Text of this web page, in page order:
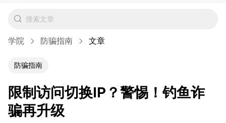
学院 防骗指南 文章
防骗指南
限制访问切换IP？警惕！钓鱼诈
骗再升级